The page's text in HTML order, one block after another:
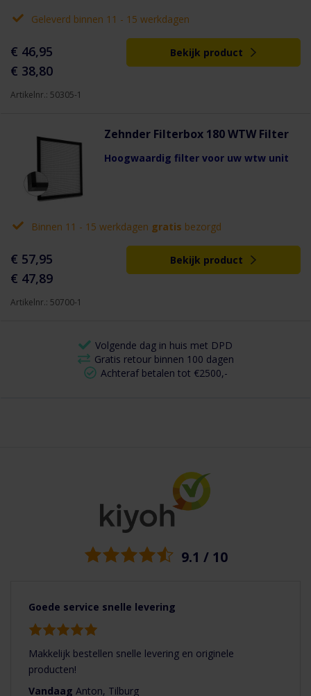
€ 46,95
€ 38,80
Geleverd binnen 11 - 15 werkdagen
Bekijk product
Artikelnr.: 50305-1
Zehnder Filterbox 180 WTW Filter
Hoogwaardig filter voor uw wtw unit
€ 57,95
€ 47,89
Binnen 11 - 15 werkdagen gratis bezorgd
Bekijk product
Artikelnr.: 50700-1
Volgende dag in huis met DPD
Gratis retour binnen 100 dagen
Achteraf betalen tot €2500,-
9.1 / 10
Goede service snelle levering
Makkelijk bestellen snelle levering en originele
producten!
Vandaag Anton, Tilburg